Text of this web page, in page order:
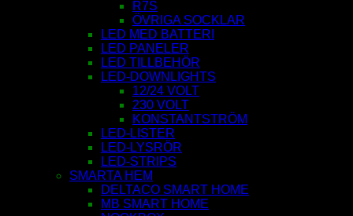
R7S
ÖVRIGA SOCKLAR
LED MED BATTERI
LED PANELER
LED TILLBEHÖR
LED-DOWNLIGHTS
12/24 VOLT
230 VOLT
KONSTANTSTRÖM
LED-LISTER
LED-LYSRÖR
LED-STRIPS
SMARTA HEM
DELTACO SMART HOME
MB SMART HOME